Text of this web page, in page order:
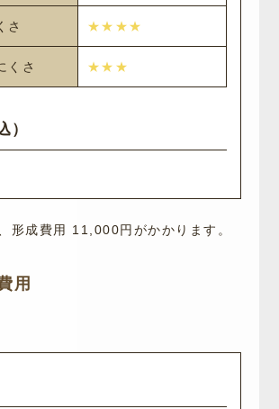
さ ★★★★
くさ ★★★
形成費用 11,000円がかかります。
用